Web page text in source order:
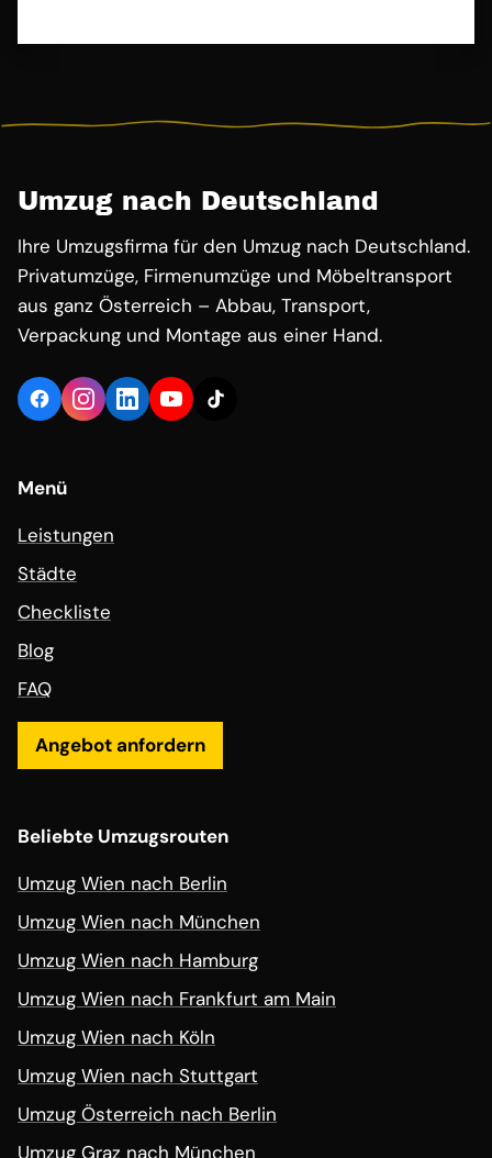
Umzug nach Deutschland
Ihre Umzugsfirma für den Umzug nach Deutschland.
Privatumzüge, Firmenumzüge und Möbeltransport
aus ganz Österreich – Abbau, Transport,
Verpackung und Montage aus einer Hand.
Menü
Leistungen
Städte
Checkliste
Blog
FAQ
Angebot anfordern
Beliebte Umzugsrouten
Umzug Wien nach Berlin
Umzug Wien nach München
Umzug Wien nach Hamburg
Umzug Wien nach Frankfurt am Main
Umzug Wien nach Köln
Umzug Wien nach Stuttgart
Umzug Österreich nach Berlin
Umzug Graz nach München